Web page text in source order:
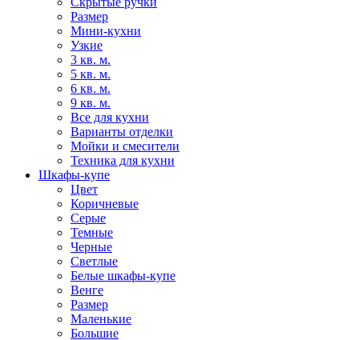
Размер
Мини-кухни
Узкие
3 кв. м.
5 кв. м.
6 кв. м.
9 кв. м.
Все для кухни
Варианты отделки
Мойки и смесители
Техника для кухни
Шкафы-купе
Цвет
Коричневые
Серые
Темные
Черные
Светлые
Белые шкафы-купе
Венге
Размер
Маленькие
Большие